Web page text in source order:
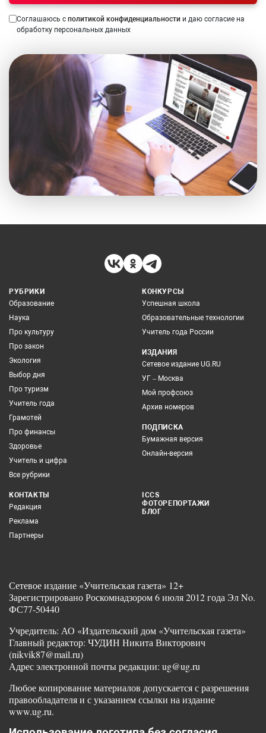
Соглашаюсь с политикой конфиденциальности и даю согласие на
обработку персональных данных
РУБРИКИ
Образование
Наука
Про культуру
Про закон
Экология
Выбор дня
Про туризм
Учитель года
Грамотей
Про финансы
Здоровье
Учитель и цифра
Все рубрики
КОНКУРСЫ
Успешная школа
Образовательные технологии
Учитель года России
ИЗДАНИЯ
Сетевое издание UG.RU
УГ – Москва
Мой профсоюз
Архив номеров
ПОДПИСКА
Бумажная версия
Онлайн-версия
КОНТАКТЫ
Редакция
Реклама
Партнеры
ICCS
ФОТОРЕПОРТАЖИ
БЛОГ
Сетевое издание «Учительская газета» 12+
Зарегистрировано Роскомнадзором 6 июля 2012 года Эл No.
ФС77-50440
Учредитель: АО «Издательский дом «Учительская газета»
Главный редактор: ЧУДИН Никита Викторович
(nikvik87@mail.ru)
Адрес электронной почты редакции: ug@ug.ru
Любое копирование материалов допускается с разрешения
правообладателя и с указанием ссылки на издание
www.ug.ru.